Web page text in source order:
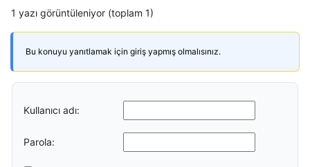
1 yazı görüntüleniyor (toplam 1)
Bu konuyu yanıtlamak için giriş yapmış olmalısınız.
Kullanıcı adı:
Parola: